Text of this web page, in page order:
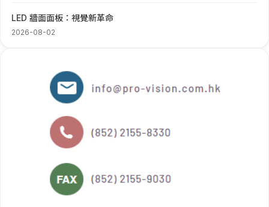
LED 牆面面板：視覺新革命
2026-08-02